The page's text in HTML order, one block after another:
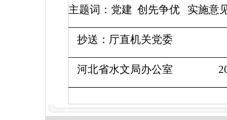
主题词：党建 创先争优 实施意
抄送：厅直机关党委
河北省水文局办公室